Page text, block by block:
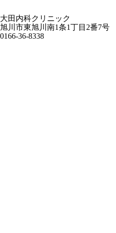
大田内科クリニック
旭川市東旭川南1条1丁目2番7号
0166-36-8338